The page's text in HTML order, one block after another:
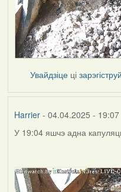
Увайдзіце ці
Harrier- 04.04.2025 - 19:07
У 19:04 яшчэ адна